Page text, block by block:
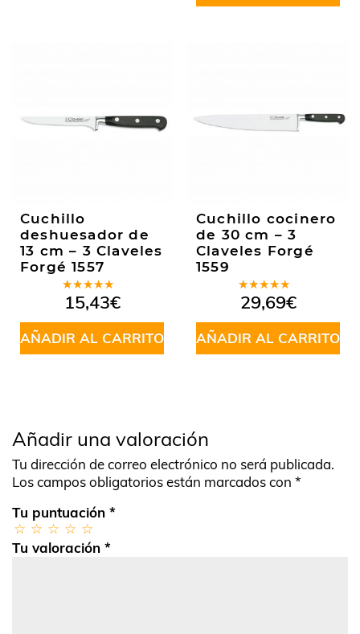
Cuchillo
deshuesador de
13 cm – 3 Claveles
Forgé 1557
Valorado
en4.80
de 5
15,43€
AÑADIR AL CARRITO
Cuchillo cocinero
de 30 cm – 3
Claveles Forgé
1559
Valorado
en5.00de
5
29,69€
AÑADIR AL CARRITO
Añadir una valoración
Tu dirección de correo electrónico no será publicada.
Los campos obligatorios están marcados con *
Tu puntuación *
Tu valoración *